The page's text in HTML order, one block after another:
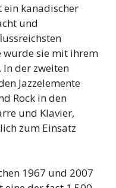
ein kanadischer
und
wurde sie mit ihrem
der zweiten
Jazzelemente
Rock in den
und Klavier,
zum Einsatz
1967 und 2007